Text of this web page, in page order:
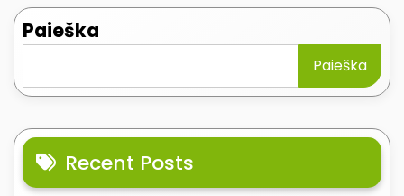
Paieška
Paieška
Recent Posts